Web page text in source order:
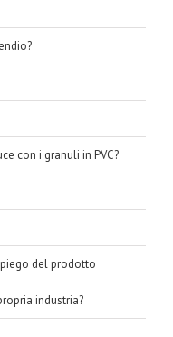
con i granuli in PVC?
del prodotto
industria?